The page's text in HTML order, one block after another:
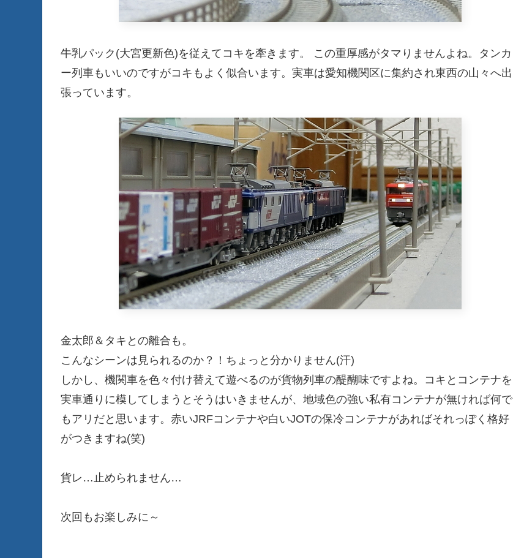
牛乳パック(大宮更新色)を従えてコキを牽きます。 この重厚感がタマりませんよね。タンカ
ー列車もいいのですがコキもよく似合います。実車は愛知機関区に集約され東西の山々へ出
張っています。
金太郎＆タキとの離合も。
こんなシーンは見られるのか？！ちょっと分かりません(汗)
しかし、機関車を色々付け替えて遊べるのが貨物列車の醍醐味ですよね。コキとコンテナを
実車通りに模してしまうとそうはいきませんが、地域色の強い私有コンテナが無ければ何で
もアリだと思います。赤いJRFコンテナや白いJOTの保冷コンテナがあればそれっぽく格好
がつきますね(笑)
貨レ…止められません…
次回もお楽しみに～